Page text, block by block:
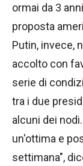
ormai da 3
proposta
Putin, invece,
accolto con
serie di
tra i due
alcuni dei
un'ottima e
settimana",